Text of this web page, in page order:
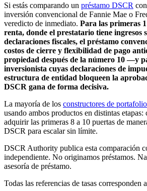
Si estás comparando un préstamo DSCR
inversión convencional de Fannie Mae o
veredicto de inmediato. Para las primeras
renta, donde el prestatario tiene ingresos
declaraciones fiscales, el préstamo
costos de cierre y flexibilidad de pago
propiedad después de la número 10 —y
inversionista cuyas declaraciones de
estructura de entidad bloqueen la
DSCR gana de forma decisiva.
La mayoría de los constructores de
usando ambos productos en distintas
adquirir las primeras 8 a 10 puertas de
DSCR para escalar sin límite.
DSCR Authority publica esta comparación
independiente. No originamos préstamos.
asesoría de préstamo.
Todas las referencias de tasas corresponden